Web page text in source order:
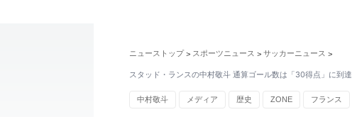
ニューストップ > スポーツニュース > サッカーニュース >
スタッド・ランスの中村敬斗 通算ゴール数は「30得点」に到達
中村敬斗 メディア 歴史 ZONE フランス